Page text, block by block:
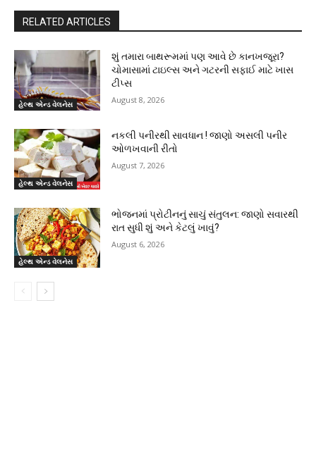
RELATED ARTICLES
હેલ્થ એન્ડ વેલનેસ
શું તમારા બાથરૂમમાં પણ આવે છે કાનખજૂરા?
ચોમાસામાં ટાઇલ્સ અને ગટરની સફાઈ માટે ખાસ
ટીપ્સ
August 8, 2026
હેલ્થ એન્ડ વેલનેસ
નકલી પનીરથી સાવધાન ! જાણો અસલી પનીર
ઓળખવાની રીતો
August 7, 2026
હેલ્થ એન્ડ વેલનેસ
ભોજનમાં પ્રોટીનનું સાચું સંતુલન: જાણો સવારથી
રાત સુધી શું અને કેટલું ખાવું?
August 6, 2026